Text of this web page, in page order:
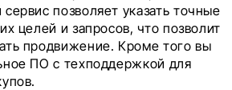
позволяет указать точные
целей и запросов, что позволит
продвижение. Кроме того вы
ПО с техподдержкой для